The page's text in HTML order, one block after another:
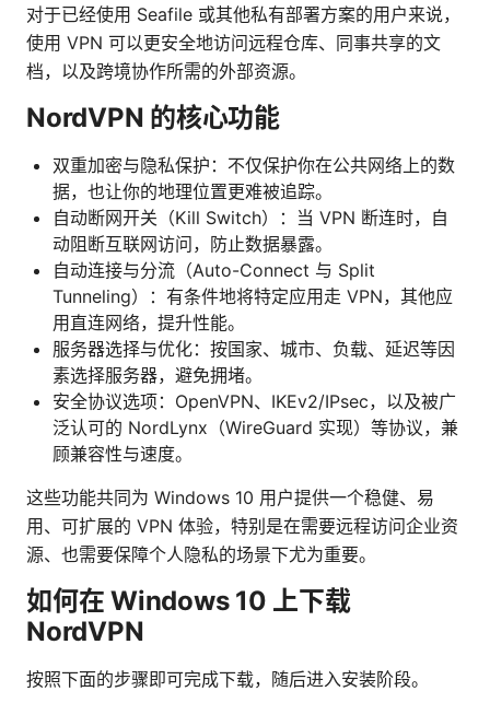
对于已经使用 Seafile 或其他私有部署方案的用户来说，
使用 VPN 可以更安全地访问远程仓库、同事共享的文
档，以及跨境协作所需的外部资源。
NordVPN 的核心功能
双重加密与隐私保护：不仅保护你在公共网络上的数
据，也让你的地理位置更难被追踪。
自动断网开关（Kill Switch）：当 VPN 断连时，自
动阻断互联网访问，防止数据暴露。
自动连接与分流（Auto-Connect 与 Split
Tunneling）：有条件地将特定应用走 VPN，其他应
用直连网络，提升性能。
服务器选择与优化：按国家、城市、负载、延迟等因
素选择服务器，避免拥堵。
安全协议选项：OpenVPN、IKEv2/IPsec，以及被广
泛认可的 NordLynx（WireGuard 实现）等协议，兼
顾兼容性与速度。
这些功能共同为 Windows 10 用户提供一个稳健、易
用、可扩展的 VPN 体验，特别是在需要远程访问企业资
源、也需要保障个人隐私的场景下尤为重要。
如何在 Windows 10 上下载
NordVPN
按照下面的步骤即可完成下载，随后进入安装阶段。